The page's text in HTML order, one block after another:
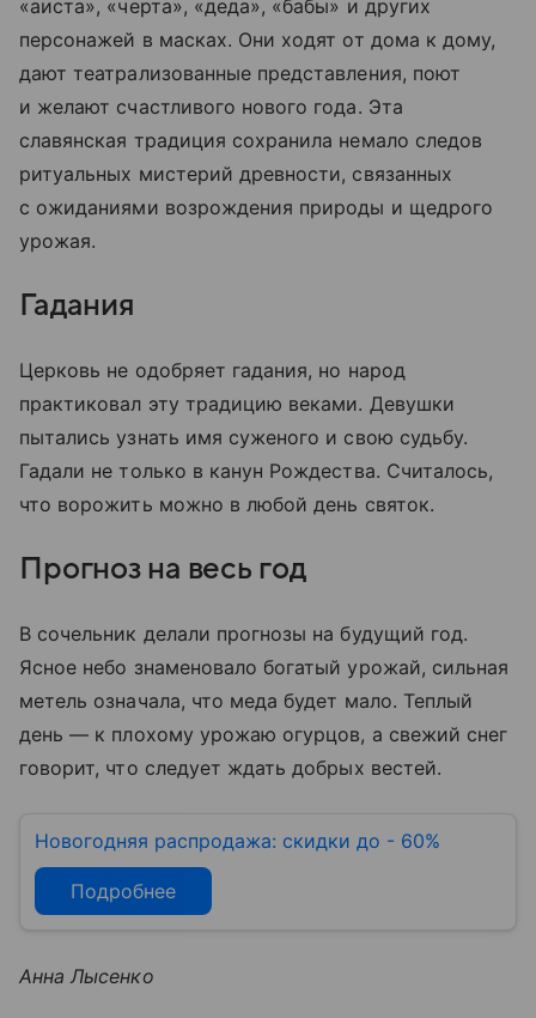
«аиста», «черта», «деда», «бабы» и других
персонажей в масках. Они ходят от дома к дому,
дают театрализованные представления, поют
и желают счастливого нового года. Эта
славянская традиция сохранила немало следов
ритуальных мистерий древности, связанных
с ожиданиями возрождения природы и щедрого
урожая.
Гадания
Церковь не одобряет гадания, но народ
практиковал эту традицию веками. Девушки
пытались узнать имя суженого и свою судьбу.
Гадали не только в канун Рождества. Считалось,
что ворожить можно в любой день святок.
Прогноз на весь год
В сочельник делали прогнозы на будущий год.
Ясное небо знаменовало богатый урожай, сильная
метель означала, что меда будет мало. Теплый
день — к плохому урожаю огурцов, а свежий снег
говорит, что следует ждать добрых вестей.
Новогодняя распродажа: скидки до - 60%
Подробнее
Анна Лысенко